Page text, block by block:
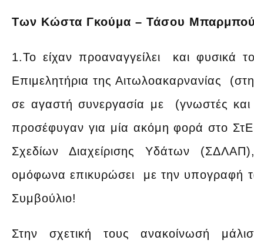
Των Κώστα Γκούμα – Τάσου
1.Το είχαν προαναγγείλει και φυσικά
Επιμελητήρια της Αιτωλοακαρνανίας
σε αγαστή συνεργασία με (γνωστές και
προσέφυγαν για μία ακόμη φορά στο
Σχεδίων Διαχείρισης Υδάτων
ομόφωνα επικυρώσει με την υπογραφή
Συμβούλιο!
Στην σχετική τους ανακοίνωσή